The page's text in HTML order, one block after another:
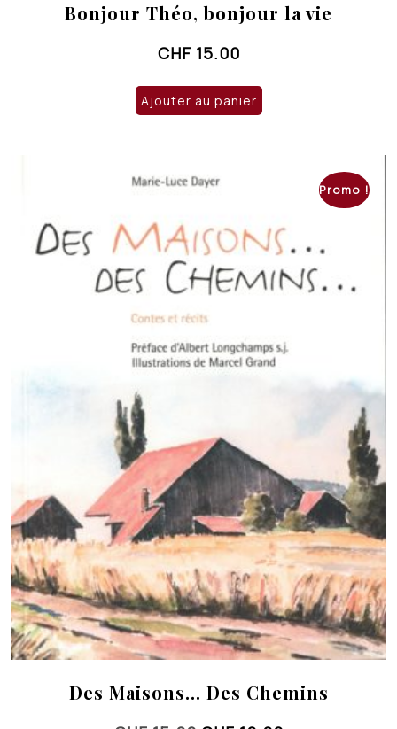
Bonjour Théo, bonjour la vie
CHF 15.00
Ajouter au panier
Promo !
Des Maisons… Des Chemins